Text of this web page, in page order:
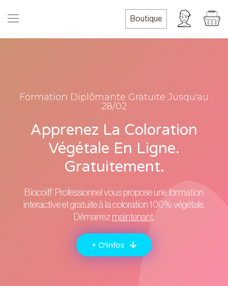
Boutique
Formation Diplômante Gratuite Jusqu'au
28/02
Apprenez La Coloration
Végétale En Ligne.
Gratuitement.
Biocoiff’ Professionnel vous propose une formation
interactive et gratuite à la coloration 100% végétale.
Démarrez maintenant.
+ D'infos